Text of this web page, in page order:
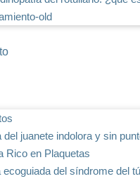
old
del juanete indolora y sin
Rico en Plaquetas
ecoguiada del síndrome del